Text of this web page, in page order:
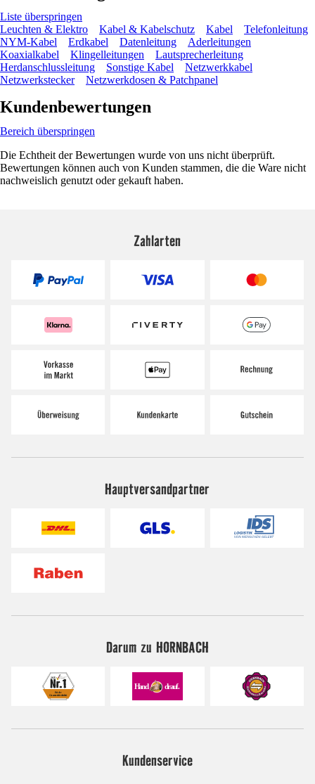
Liste überspringen
Leuchten & Elektro
Kabel & Kabelschutz Kabel
Telefonleitung
NYM-Kabel
Erdkabel Datenleitung
Aderleitungen
Koaxialkabel
Klingelleitungen
Lautsprecherleitung
Herdanschlussleitung
Sonstige Kabel
Netzwerkkabel
Netzwerkstecker
Netzwerkdosen & Patchpanel
Kundenbewertungen
Bereich überspringen
Die Echtheit der Bewertungen wurde von uns nicht überprüft.
Bewertungen können auch von Kunden stammen, die die Ware nicht
nachweislich genutzt oder gekauft haben.
Zahlarten
Hauptversandpartner
Darum zu HORNBACH
Kundenservice